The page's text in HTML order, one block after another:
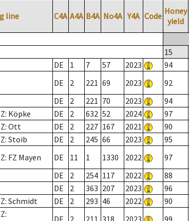
line C4A A4A B4A No4A Y4A Code Honey
yield
15
DE 1 7 57 2023 94
DE 2 221 69 2023 92
DE 2 221 70 2023 94
Köpke DE 2 632 52 2024 97
Ott DE 2 227 167 2021 90
Stoib DE 2 245 66 2023 95
FZ Mayen DE 11 1 1330 2022 97
DE 2 254 117 2022 88
DE 2 363 207 2023 96
Schmidt DE 2 293 46 2022 90